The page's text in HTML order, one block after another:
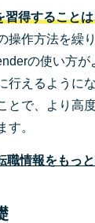
得すること
操作方法を繰
の使い方が
行えるように
とで、より高
す。
情報をもっ